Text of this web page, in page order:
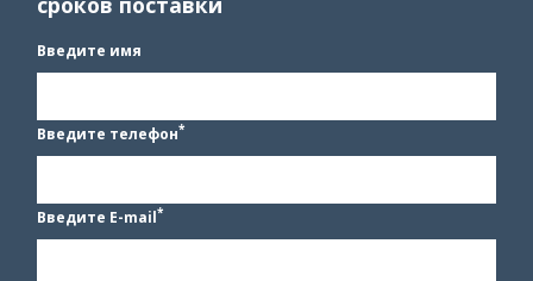
Введите имя
Введите телефон*
Введите E-mail*